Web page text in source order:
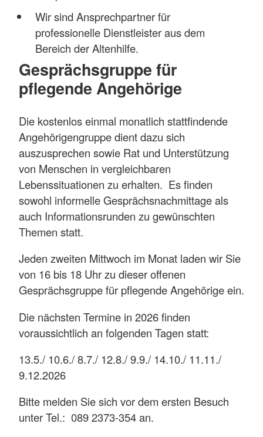
Wir sind Ansprechpartner für
professionelle Dienstleister aus dem
Bereich der Altenhilfe.
Gesprächsgruppe für
pflegende Angehörige
Die kostenlos einmal monatlich stattfindende
Angehörigengruppe dient dazu sich
auszusprechen sowie Rat und Unterstützung
von Menschen in vergleichbaren
Lebenssituationen zu erhalten. Es finden
sowohl informelle Gesprächsnachmittage als
auch Informationsrunden zu gewünschten
Themen statt.
Jeden zweiten Mittwoch im Monat laden wir Sie
von 16 bis 18 Uhr zu dieser offenen
Gesprächsgruppe für pflegende Angehörige ein.
Die nächsten Termine in 2026 finden
voraussichtlich an folgenden Tagen statt:
13.5./ 10.6./ 8.7./ 12.8./ 9.9./ 14.10./ 11.11./
9.12.2026
Bitte melden Sie sich vor dem ersten Besuch
unter Tel.: 089 2373-354 an.